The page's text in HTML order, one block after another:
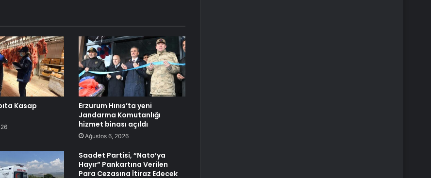
Kasap
Erzurum Hınıs’ta yeni
Jandarma Komutanlığı
hizmet binası açıldı
Ağustos 6, 2026
Saadet Partisi, “Nato’ya
Hayır” Pankartına Verilen
Para Cezasına İtiraz Edecek